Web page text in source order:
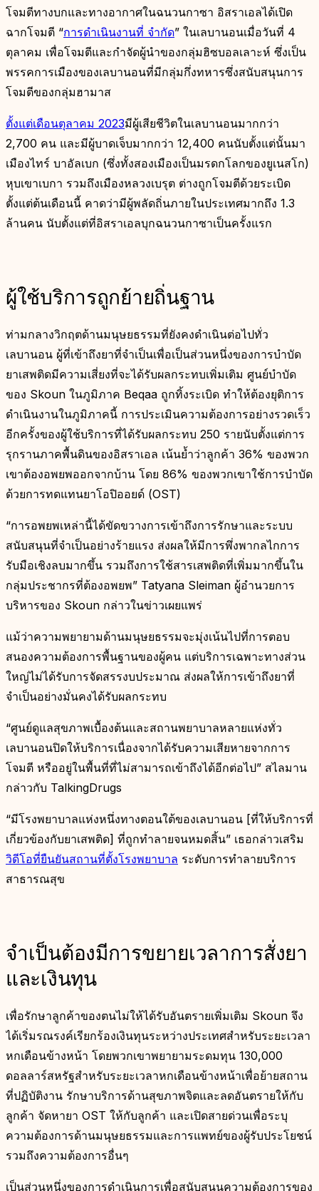
โจมตีทางบกและทางอากาศในฉนวนกาซา อิสราเอลได้เปิด
ฉากโจมตี “การดำเนินงานที่ จำกัด” ในเลบานอนเมื่อวันที่ 4
ตุลาคม เพื่อโจมตีและกำจัดผู้นำของกลุ่มฮิซบอลเลาะห์ ซึ่งเป็น
พรรคการเมืองของเลบานอนที่มีกลุ่มกึ่งทหารซึ่งสนับสนุนการ
โจมตีของกลุ่มฮามาส
ตั้งแต่เดือนตุลาคม 2023มีผู้เสียชีวิตในเลบานอนมากกว่า
2,700 คน และมีผู้บาดเจ็บมากกว่า 12,400 คนนับตั้งแต่นั้นมา
เมืองไทร์ บาอัลเบก (ซึ่งทั้งสองเมืองเป็นมรดกโลกของยูเนสโก)
หุบเขาเบกา รวมถึงเมืองหลวงเบรุต ต่างถูกโจมตีด้วยระเบิด
ตั้งแต่ต้นเดือนนี้ คาดว่ามีผู้พลัดถิ่นภายในประเทศมากถึง 1.3
ล้านคน นับตั้งแต่ที่อิสราเอลบุกฉนวนกาซาเป็นครั้งแรก
ผู้ใช้บริการถูกย้ายถิ่นฐาน
ท่ามกลางวิกฤตด้านมนุษยธรรมที่ยังคงดำเนินต่อไปทั่ว
เลบานอน ผู้ที่เข้าถึงยาที่จำเป็นเพื่อเป็นส่วนหนึ่งของการบำบัด
ยาเสพติดมีความเสี่ยงที่จะได้รับผลกระทบเพิ่มเติม ศูนย์บำบัด
ของ Skoun ในภูมิภาค Beqaa ถูกทิ้งระเบิด ทำให้ต้องยุติการ
ดำเนินงานในภูมิภาคนี้ การประเมินความต้องการอย่างรวดเร็ว
อีกครั้งของผู้ใช้บริการที่ได้รับผลกระทบ 250 รายนับตั้งแต่การ
รุกรานภาคพื้นดินของอิสราเอล เน้นย้ำว่าลูกค้า 36% ของพวก
เขาต้องอพยพออกจากบ้าน โดย 86% ของพวกเขาใช้การบำบัด
ด้วยการทดแทนยาโอปิออยด์ (OST)
“การอพยพเหล่านี้ได้ขัดขวางการเข้าถึงการรักษาและระบบ
สนับสนุนที่จำเป็นอย่างร้ายแรง ส่งผลให้มีการพึ่งพากลไกการ
รับมือเชิงลบมากขึ้น รวมถึงการใช้สารเสพติดที่เพิ่มมากขึ้นใน
กลุ่มประชากรที่ต้องอพยพ” Tatyana Sleiman ผู้อำนวยการ
บริหารของ Skoun กล่าวในข่าวเผยแพร่
แม้ว่าความพยายามด้านมนุษยธรรมจะมุ่งเน้นไปที่การตอบ
สนองความต้องการพื้นฐานของผู้คน แต่บริการเฉพาะทางส่วน
ใหญ่ไม่ได้รับการจัดสรรงบประมาณ ส่งผลให้การเข้าถึงยาที่
จำเป็นอย่างมั่นคงได้รับผลกระทบ
“ศูนย์ดูแลสุขภาพเบื้องต้นและสถานพยาบาลหลายแห่งทั่ว
เลบานอนปิดให้บริการเนื่องจากได้รับความเสียหายจากการ
โจมตี หรืออยู่ในพื้นที่ที่ไม่สามารถเข้าถึงได้อีกต่อไป” สไลมาน
กล่าวกับ TalkingDrugs
“มีโรงพยาบาลแห่งหนึ่งทางตอนใต้ของเลบานอน [ที่ให้บริการที่
เกี่ยวข้องกับยาเสพติด] ที่ถูกทำลายจนหมดสิ้น” เธอกล่าวเสริม
วิดีโอที่ยืนยันสถานที่ตั้งโรงพยาบาล ระดับการทำลายบริการ
สาธารณสุข
จำเป็นต้องมีการขยายเวลาการสั่งยา
และเงินทุน
เพื่อรักษาลูกค้าของตนไม่ให้ได้รับอันตรายเพิ่มเติม Skoun จึง
ได้เริ่มรณรงค์เรียกร้องเงินทุนระหว่างประเทศสำหรับระยะเวลา
หกเดือนข้างหน้า โดยพวกเขาพยายามระดมทุน 130,000
ดอลลาร์สหรัฐสำหรับระยะเวลาหกเดือนข้างหน้าเพื่อย้ายสถาน
ที่ปฏิบัติงาน รักษาบริการด้านสุขภาพจิตและลดอันตรายให้กับ
ลูกค้า จัดหายา OST ให้กับลูกค้า และเปิดสายด่วนเพื่อระบุ
ความต้องการด้านมนุษยธรรมและการแพทย์ของผู้รับประโยชน์
รวมถึงความต้องการอื่นๆ
เป็นส่วนหนึ่งของการดำเนินการเพื่อสนับสนุนความต้องการของ